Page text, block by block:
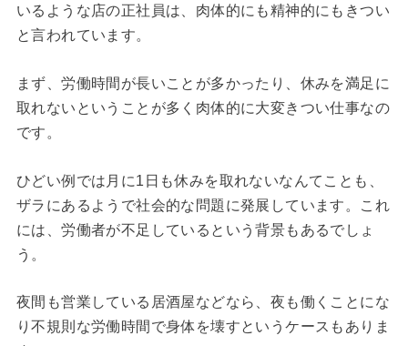
いるような店の正社員は、肉体的にも精神的にもきつい
と言われています。
まず、労働時間が長いことが多かったり、休みを満足に
取れないということが多く肉体的に大変きつい仕事なの
です。
ひどい例では月に1日も休みを取れないなんてことも、
ザラにあるようで社会的な問題に発展しています。これ
には、労働者が不足しているという背景もあるでしょ
う。
夜間も営業している居酒屋などなら、夜も働くことにな
り不規則な労働時間で身体を壊すというケースもありま